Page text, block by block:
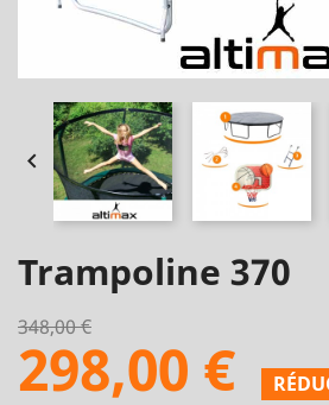

Trampoline 370
348,00 €
298,00 €